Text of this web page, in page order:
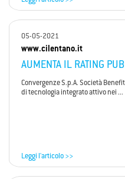
05-05-2021
www.cilentano.it
AUMENTA IL RATING
Convergenze S.p.A. Società
di tecnologia integrato attivo nei ...
Leggi l'articolo >>